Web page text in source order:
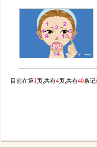
目前在第1页,共有4页,共有40条